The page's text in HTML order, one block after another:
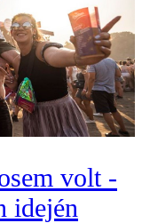
volt -
idején